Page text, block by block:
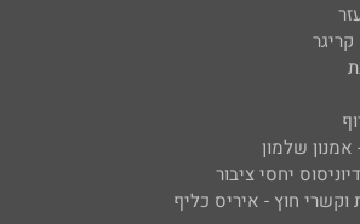
קריגר
שלמון
יחסי ציבור
וקשרי חוץ - איריס כליף